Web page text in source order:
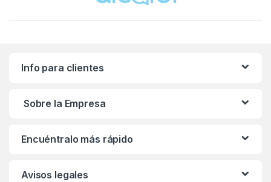
Info para clientes
Sobre la Empresa
Encuéntralo más rápido
Avisos legales